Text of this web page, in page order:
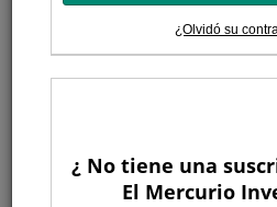
¿Olvidó su
¿ No tiene una
El Mercurio